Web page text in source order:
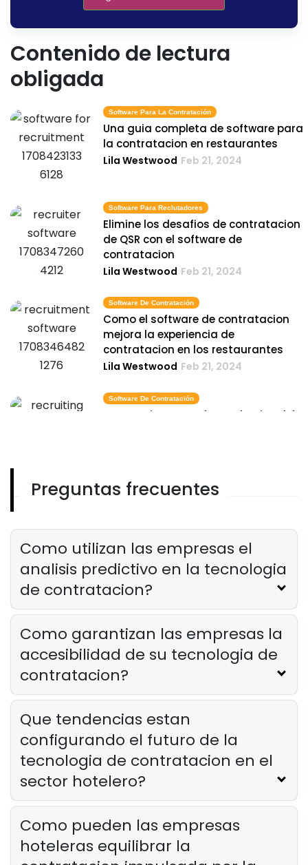
Contenido de lectura
obligada
Software Para La Contratación
Una guia completa de software para
la contratacion en restaurantes
Lila Westwood Feb 21, 2024
Software Para Reclutadores
Elimine los desafios de contratacion
de QSR con el software de
contratacion
Lila Westwood Feb 21, 2024
Software De Contratación
Como el software de contratacion
mejora la experiencia de
contratacion en los restaurantes
Lila Westwood Feb 21, 2024
Software De Contratación
Estrategias para el uso efectivo del
Contratación De Recursos Humanos
en la industria de restaurantes
Lila Westwood Feb 21, 2024
Preguntas frecuentes
Como utilizan las empresas el
analisis predictivo en la tecnologia
de contratacion?
Como garantizan las empresas la
accesibilidad de su tecnologia de
contratacion?
Que tendencias estan
configurando el futuro de la
tecnologia de contratacion en el
sector hotelero?
Como pueden las empresas
hoteleras equilibrar la